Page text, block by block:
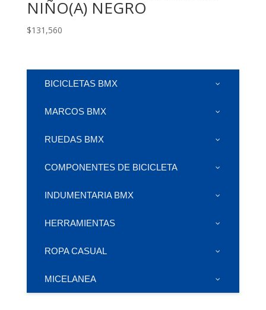
NIÑO(A) NEGRO
$131,560
BICICLETAS BMX
MARCOS BMX
RUEDAS BMX
COMPONENTES DE BICICLETA
INDUMENTARIA BMX
HERRAMIENTAS
ROPA CASUAL
MICELANEA